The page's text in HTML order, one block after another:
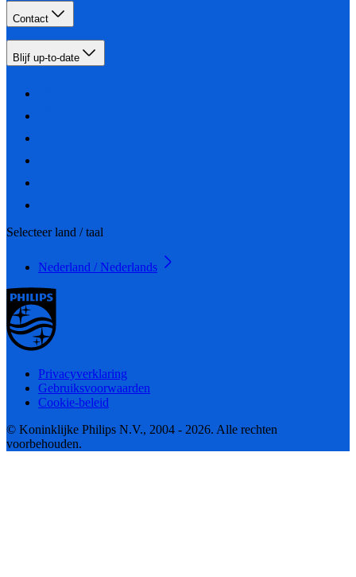
Contact
Blijf up-to-date
Selecteer land / taal
Nederland / Nederlands
Privacyverklaring
Gebruiksvoorwaarden
Cookie-beleid
© Koninklijke Philips N.V., 2004 - 2026. Alle rechten
voorbehouden.